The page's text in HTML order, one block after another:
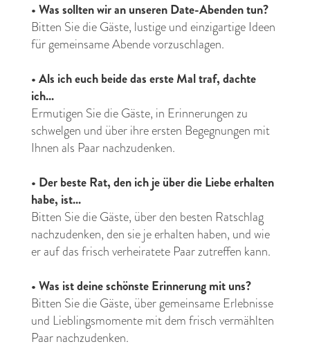
•Was sollten wir an unseren Date-Abenden tun?
Bitten Sie die Gäste, lustige und einzigartige Ideen
für gemeinsame Abende vorzuschlagen.
•Als ich euch beide das erste Mal traf, dachte
ich...
Ermutigen Sie die Gäste, in Erinnerungen zu
schwelgen und über ihre ersten Begegnungen mit
Ihnen als Paar nachzudenken.
• Der beste Rat, den ich je über die Liebe erhalten
habe, ist...
Bitten Sie die Gäste, über den besten Ratschlag
nachzudenken, den sie je erhalten haben, und wie
er auf das frisch verheiratete Paar zutreffen kann.
•Was ist deine schönste Erinnerung mit uns?
Bitten Sie die Gäste, über gemeinsame Erlebnisse
und Lieblingsmomente mit dem frisch vermählten
Paar nachzudenken.